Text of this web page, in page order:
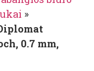
»
0.7 mm,